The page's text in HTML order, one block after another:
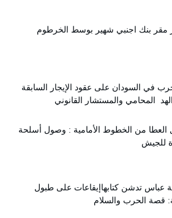
مقر بنك اجنبي شهير بوسط الخرطوم
في السودان على عقود الإيجار السابقة
المحامي والمستشار القانوني
العطا من الخطوط الأمامية : وصول أسلحة
للجيش
عباس تدشن كتابهاإيقاعات على طبول
قصة الحرب والسلام